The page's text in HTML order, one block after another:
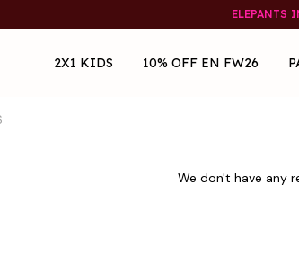
ELEPANTS
2X1 KIDS 10% OFF EN FW26
We don't have any